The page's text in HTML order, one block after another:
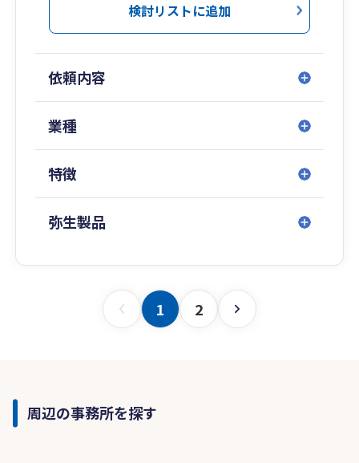
検討リストに追加
依頼内容
業種
特徴
弥生製品
1 2
周辺の事務所を探す